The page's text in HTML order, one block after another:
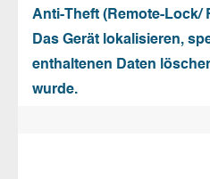
Anti-Theft (Remote-Lock/
Das Gerät lokalisieren,
enthaltenen Daten
wurde.